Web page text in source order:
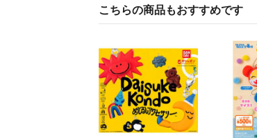
こちらの商品もおすすめです